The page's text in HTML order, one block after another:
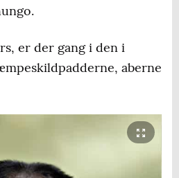
er der gang i den i
aberne